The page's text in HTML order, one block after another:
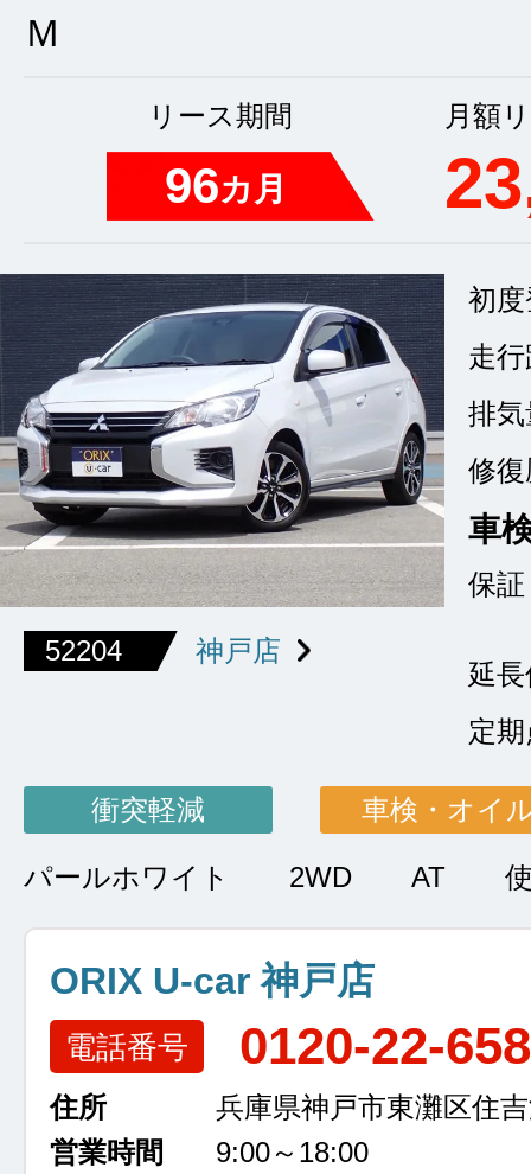
Ｍ
リース期間
96カ月
月額
52204 神戸店
初
走
排気
修復
車
保証
延
定
衝突軽減 車検・オイ
パールホワイト 2WD AT
ORIX U-car 神戸店
電話番号 0120-22-
住所
兵庫県神戸市東灘区住
営業時間
9:00～18:00